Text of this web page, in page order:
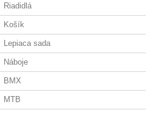
Riadidlá
Košík
Lepiaca sada
Náboje
BMX
MTB